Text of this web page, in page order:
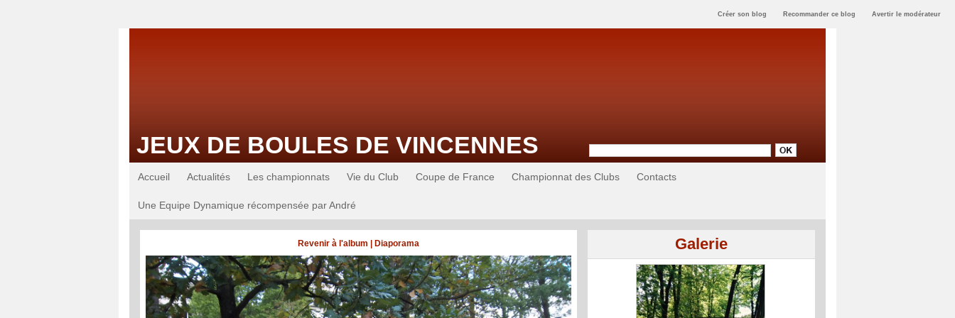
Créer son blog Recommander ce blog Avertir le modérateur
JEUX DE BOULES DE VINCENNES
Accueil Actualités Les championnats Vie du Club Coupe de France Championnat des Clubs Contacts
Une Equipe Dynamique récompensée par André
Revenir à l'album Diaporama Galerie